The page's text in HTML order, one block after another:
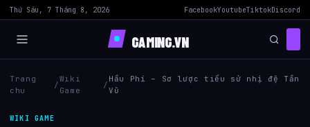
Thứ Sáu, 7 Tháng 8, 2026 FacebookYoutubeTiktokDiscord
GAMING.VN
Trang
chu
/
Wiki
Game
/
Hầu Phí – Sơ lược tiểu sử nhị đệ Tần
Vũ
WIKI GAME